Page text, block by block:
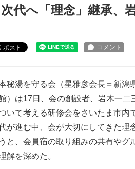
代へ「理念」継承、
ポスト
秘湯を守る会（星雅彦会長＝新潟
）は17日、会の創設者、岩木一二
いて考える研修会をさいたま市内
が進む中、会が大切にしてきた理
と、会員宿の取り組みの共有やグ
解を深めた。